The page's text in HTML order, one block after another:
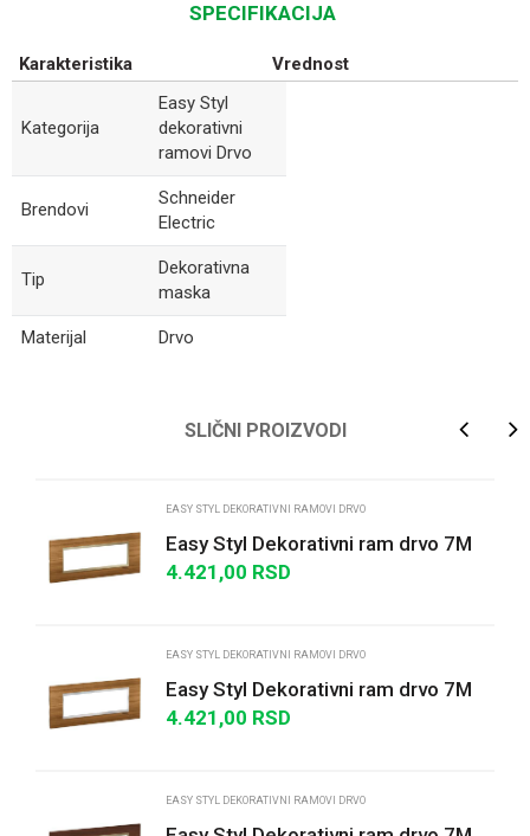
SPECIFIKACIJA
Karakteristika Vrednost
Kategorija
Easy Styl
dekorativni
ramovi Drvo
Brendovi
Schneider
Electric
Tip
Dekorativna
maska
Materijal Drvo
Poruka
SLIČNI PROIZVODI
EASY STYL DEKORATIVNI RAMOVI DRVO
Easy Styl Dekorativni ram drvo 7M
bambus/bež
4.421,00 RSD
EASY STYL DEKORATIVNI RAMOVI DRVO
Easy Styl Dekorativni ram drvo 7M
bambus/hrom
4.421,00 RSD
EASY STYL DEKORATIVNI RAMOVI DRVO